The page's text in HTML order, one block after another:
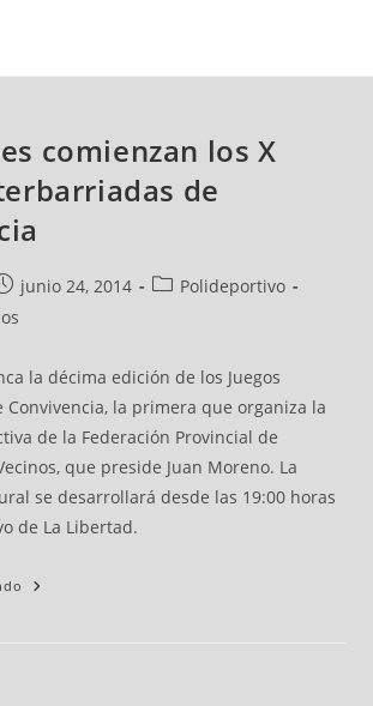
comienzan los X
de
junio 24, 2014
Polideportivo
la décima edición de los Juegos
la primera que organiza la
de la Federación Provincial de
que preside Juan Moreno. La
se desarrollará desde las 19:00 horas
de La Libertad.